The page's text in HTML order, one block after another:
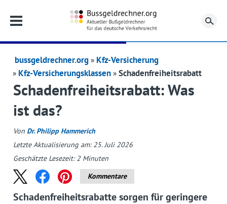
bussgeldrechner.org
Kfz-Versicherung
Kfz-Versicherungsklassen
Schadenfreiheitsrabatt
Schadenfreiheitsrabatt: Was
ist das?
Von Dr. Philipp Hammerich
Letzte Aktualisierung am: 25. Juli 2026
Geschätzte Lesezeit:2 Minuten
Kommentare
Schadenfreiheitsrabatte sorgen für geringere